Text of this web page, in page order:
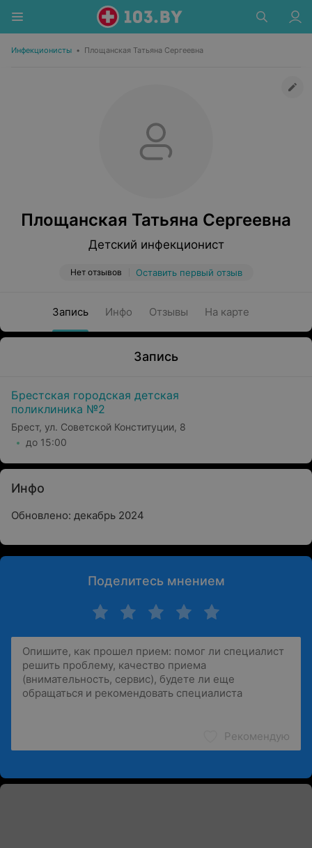
Инфекционисты • Площанская Татьяна Cергеевна
Площанская Татьяна Cергеевна
Детский инфекционист
Нет отзывов Оставить первый отзыв
Запись Инфо Отзывы На карте
Запись
Брестская городская детская
поликлиника №2
Брест, ул. Советской Конституции, 8
до 15:00
Инфо
Обновлено: декабрь 2024
Поделитесь мнением
Рекомендую